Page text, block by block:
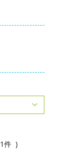
件 )